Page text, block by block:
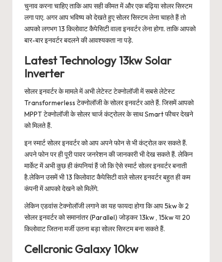
चुनाव करना चाहिए ताकि आप सही कीमत में और एक बढ़िया सोलर सिस्टम
लगा पाए. अगर आप भविष्य को देखते हुए सोलर सिस्टम लेना चाहते हैं तो
आपको लगभग 13 किलोवाट कैपेसिटी वाला इनवर्टर लेना होगा. ताकि आपको
बार-बार इनवर्टर बदलने की आवश्यकता ना पड़े.
Latest Technology 13kw Solar
Inverter
सोलर इनवर्टर के मामले में अभी लेटेस्ट टेक्नोलॉजी में सबसे लेटेस्ट
Transformerless टेक्नोलॉजी के सोलर इनवर्टर आते हैं. जिसमें आपको
MPPT टेक्नोलॉजी के सोलर चार्ज कंट्रोलर के साथ Smart फीचर देखने
को मिलते हैं.
इन स्मार्ट सोलर इनवर्टर को आप अपने फोन से भी कंट्रोल कर सकते हैं.
अपने फोन पर ही पूरी पावर जनरेशन की जानकारी भी देख सकते हैं. लेकिन
मार्केट में अभी कुछ ही कंपनियां हैं जो कि ऐसे स्मार्ट सोलर इनवर्टर बनाती
है.लेकिन उसमें भी 13 किलोवाट कैपेसिटी वाले सोलर इनवर्टर बहुत ही कम
कंपनी में आपको देखने को मिलेंगे.
लेकिन एडवांस टेक्नोलॉजी लगाने का यह फायदा होगा कि आप 5kw के 2
सोलर इनवर्टर को समानांतर (Parallel) जोड़कर 13kw , 15kw या 20
किलोवाट जितना मर्जी उतना बड़ा सोलर सिस्टम बना सकते हैं.
Cellcronic Galaxy 10kw